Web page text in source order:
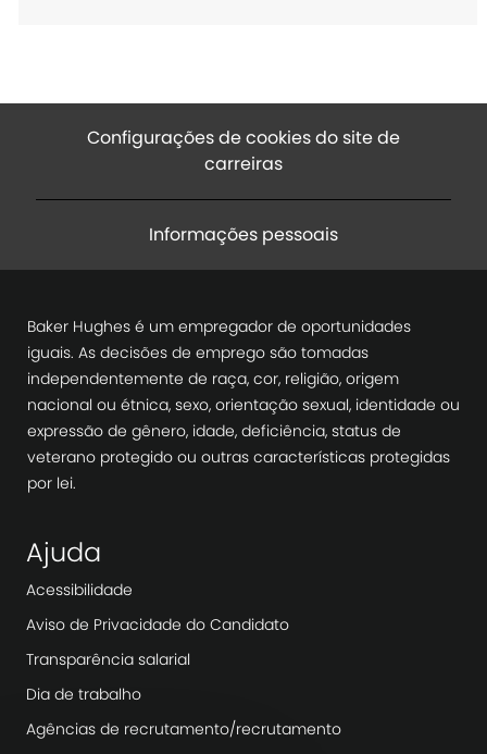
Configurações de cookies do site de
carreiras
Informações pessoais
Baker Hughes é um empregador de oportunidades
iguais. As decisões de emprego são tomadas
independentemente de raça, cor, religião, origem
nacional ou étnica, sexo, orientação sexual, identidade ou
expressão de gênero, idade, deficiência, status de
veterano protegido ou outras características protegidas
por lei.
Ajuda
Acessibilidade
Aviso de Privacidade do Candidato
Transparência salarial
Dia de trabalho
Agências de recrutamento/recrutamento